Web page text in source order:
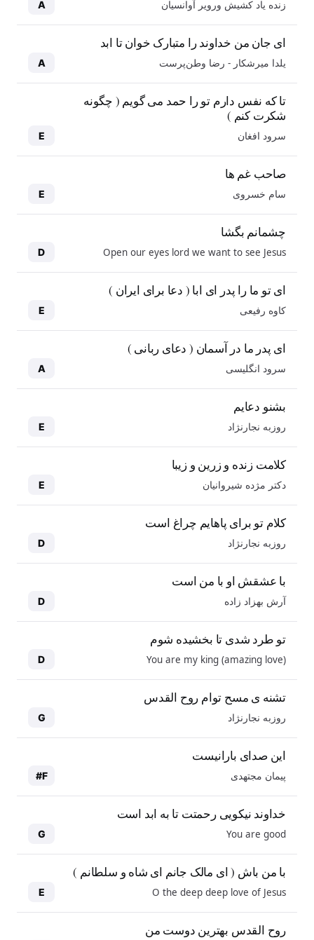
زنده یاد کشیش ورویر آوانسیان A
ای جان من خداوند را متبارک خوان تا ابد
یلدا میرشکار - رضا وطن‌پرست A
تا که نفس دارم تو را حمد می گویم ( چگونه
شکرت کنم )
سرود افغان E
صاحب غم ها
سام خسروی E
چشمانم بگشا
Open our eyes lord we want to see Jesus
D
ای تو ما را پدر ای ابا ( دعا برای ایران )
کاوه رفیعی E
ای پدر ما در آسمان ( دعای ربانی )
سرود انگلیسی A
بشنو دعایم
روزبه نجارنژاد E
کلامت زنده و زرین و زیبا
دکتر مژده شیروانیان E
کلام تو برای پاهایم چراغ است
روزبه نجارنژاد D
با عشقش او با من است
آرش بهزاد زاده D
تو طرد شدی تا بخشیده شوم
You are my king (amazing love)
D
تشنه ی مسح توام روح القدس
روزبه نجارنژاد G
این صدای بارانیست
پیمان مجتهدی F#
خداوند نیکویی رحمتت تا به ابد است
You are good
G
با من باش ( ای مالک جانم ای شاه و سلطانم )
O the deep deep love of Jesus
E
روح القدس بهترین دوست من